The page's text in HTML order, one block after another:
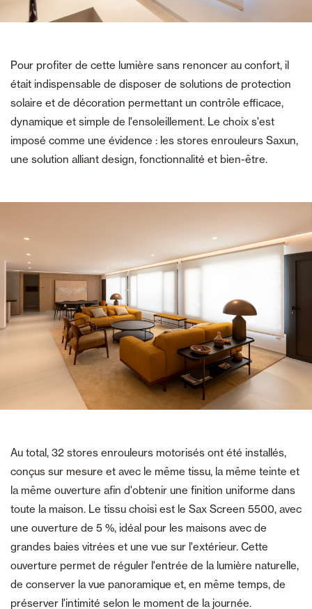
Pour profiter de cette lumière sans renoncer au confort, il
était indispensable de disposer de solutions de protection
solaire et de décoration permettant un contrôle efficace,
dynamique et simple de l'ensoleillement. Le choix s'est
imposé comme une évidence : les stores enrouleurs Saxun,
une solution alliant design, fonctionnalité et bien-être.
Au total, 32 stores enrouleurs motorisés ont été installés,
conçus sur mesure et avec le même tissu, la même teinte et
la même ouverture afin d'obtenir une finition uniforme dans
toute la maison. Le tissu choisi est le Sax Screen 5500, avec
une ouverture de 5 %, idéal pour les maisons avec de
grandes baies vitrées et une vue sur l'extérieur. Cette
ouverture permet de réguler l'entrée de la lumière naturelle,
de conserver la vue panoramique et, en même temps, de
préserver l'intimité selon le moment de la journée.